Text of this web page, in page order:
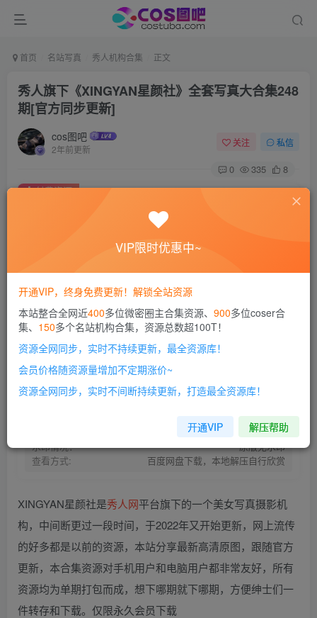
首页 名站写真 秀人机构合集 正文
秀人旗下《XINGYAN星颜社》全套写真大合集248
期[官方同步更新]
cos图吧
2年前更新
关注 私信
0 335 8
此内容为付费资源，请付费后查看
会员专属资源
您暂无购买权限，请先开通会员
开通会员
网盘资源不会解压的请点此查看解压教程>
持续更新
Gz/7z/Zip压缩包
水印情况：
原版无水印
查看方式:
百度网盘下载，本地解压自行欣赏
付费资源
XINGYAN星颜社是秀人网平台旗下的一个美女写真摄影机
构，中间断更过一段时间，于2022年又开始更新，网上流传
的好多都是以前的资源，本站分享最新高清原图，跟随官方
更新，本合集资源对手机用户和电脑用户都非常友好，所有
资源均为单期打包而成，想下哪期就下哪期，方便绅士们一
件转存和下载。仅限永久会员下载
VIP限时优惠中~
开通VIP，终身免费更新！解锁全站资源
本站整合全网近400多位微密圈主合集资源、 900多位coser合
集、 150多个名站机构合集，资源总数超100T！
资源全网同步，实时不持续更新，最全资源库！
会员价格随资源量增加不定期涨价~
资源全网同步，实时不间断持续更新，打造最全资源库！
开通VIP 解压帮助